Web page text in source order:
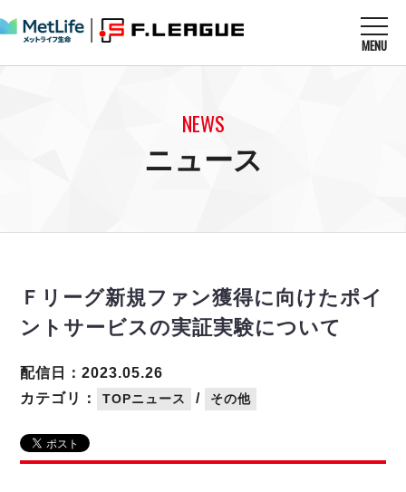
MENU
U-23選抜
メディア情報
フットサル日本代表
戦績表
警告・退場・出場停止選手
個人ランキング｜ゴール
個人ランキング｜シュート
個人ランキング｜シュート成功率
メットライフ生命Ｆ２リーグ
エスポラーダ北海道
バルドラール浦安
しながわシティ
立川アスレティックFC
ペスカドーラ町田
湘南ベルマーレ
アリーナ情報 ARENA
リーグ概要 ABOUT US
リーグ概要
過去の記録 ARCHIVE
NEWS
ニュース
Ｆリーグ新規ファン獲得に向けたポイ
ントサービスの実証実験について
カテゴリ： TOPニュース / その他
配信日：2023.05.26